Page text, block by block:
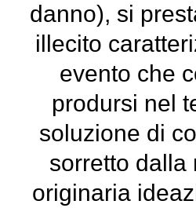
danno), si
illecito
evento che
prodursi nel
soluzione di
sorretto dalla
originaria